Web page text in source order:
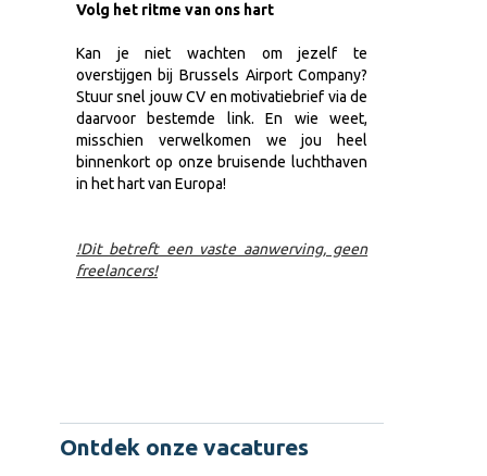
Volg het ritme van ons hart
Kan je niet wachten om jezelf te
overstijgen bij Brussels Airport Company?
Stuur snel jouw CV en motivatiebrief via de
daarvoor bestemde link. En wie weet,
misschien verwelkomen we jou heel
binnenkort op onze bruisende luchthaven
in het hart van Europa!
!Dit betreft een vaste aanwerving, geen
freelancers!
Ontdek onze vacatures